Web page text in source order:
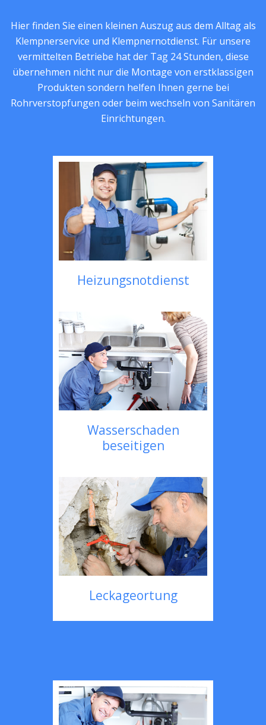
Hier finden Sie einen kleinen Auszug aus dem Alltag als
Klempnerservice und Klempnernotdienst. Für unsere
vermittelten Betriebe hat der Tag 24 Stunden, diese
übernehmen nicht nur die Montage von erstklassigen
Produkten sondern helfen Ihnen gerne bei
Rohrverstopfungen oder beim wechseln von Sanitären
Einrichtungen.
Heizungsnotdienst
Wasserschaden
beseitigen
Leckageortung